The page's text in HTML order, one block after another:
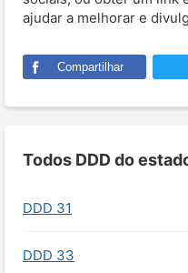
ajudar a melhorar e
Compartilhar
Todos DDD do
DDD 31
DDD 33